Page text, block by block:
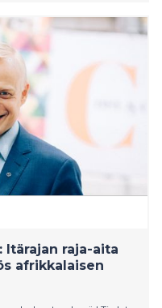
Itärajan raja-aita
afrikkalaisen